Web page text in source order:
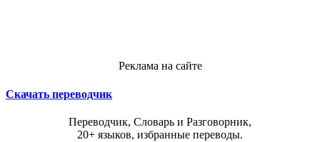
Реклама на сайте
Скачать переводчик
Переводчик, Словарь и Разговорник,
20+ языков, избранные переводы.